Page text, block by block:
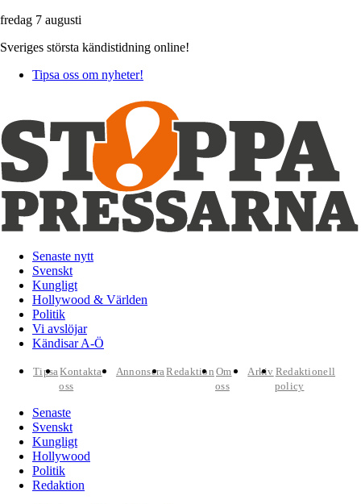
fredag 7 augusti
Sveriges största kändistidning online!
Tipsa oss om nyheter!
Senaste nytt
Svenskt
Kungligt
Hollywood & Världen
Politik
Vi avslöjar
Kändisar A-Ö
TipsaKontakta
oss
AnnonseraRedaktion Om
oss
Arkiv Redaktionell
policy
Senaste
Svenskt
Kungligt
Hollywood
Politik
Redaktion